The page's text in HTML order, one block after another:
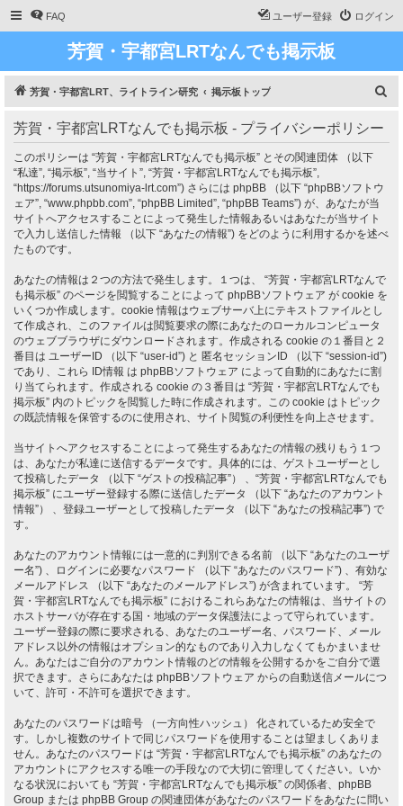
FAQ ログイン
ユーザー登録
芳賀・宇都宮LRTなんでも掲示板
芳賀・宇都宮LRT、ライトライン研究 掲示板トップ
芳賀・宇都宮LRTなんでも掲示板 - プライバシーポリシー
このポリシーは “芳賀・宇都宮LRTなんでも掲示板” とその関連団体 （以下
“私達”, “掲示板”, “当サイト”, “芳賀・宇都宮LRTなんでも掲示板”,
“https://forums.utsunomiya-lrt.com”) さらには phpBB （以下 “phpBBソフトウ
ェア”, “www.phpbb.com”, “phpBB Limited”, “phpBB Teams”) が、あなたが当
サイトへアクセスすることによって発生した情報あるいはあなたが当サイト
で入力し送信した情報 （以下 “あなたの情報”) をどのように利用するかを述べ
たものです。
あなたの情報は２つの方法で発生します。１つは、 “芳賀・宇都宮LRTなんで
も掲示板” のページを閲覧することによって phpBBソフトウェア が cookie を
いくつか作成します。cookie 情報はウェブサーバ上にテキストファイルとし
て作成され、このファイルは閲覧要求の際にあなたのローカルコンピュータ
のウェブブラウザにダウンロードされます。作成される cookie の１番目と２
番目は ユーザーID （以下 “user-id”) と 匿名セッションID （以下 “session-id”)
であり、これら ID情報 は phpBBソフトウェア によって自動的にあなたに割
り当てられます。作成される cookie の３番目は “芳賀・宇都宮LRTなんでも
掲示板” 内のトピックを閲覧した時に作成されます。この cookie はトピック
の既読情報を保管するのに使用され、サイト閲覧の利便性を向上させます。
当サイトへアクセスすることによって発生するあなたの情報の残りもう１つ
は、あなたが私達に送信するデータです。具体的には、ゲストユーザーとし
て投稿したデータ （以下 “ゲストの投稿記事”） 、“芳賀・宇都宮LRTなんでも
掲示板” にユーザー登録する際に送信したデータ （以下 “あなたのアカウント
情報”） 、登録ユーザーとして投稿したデータ （以下 “あなたの投稿記事”) で
す。
あなたのアカウント情報には一意的に判別できる名前 （以下 “あなたのユーザ
ー名”) 、ログインに必要なパスワード （以下 “あなたのパスワード”) 、有効な
メールアドレス （以下 “あなたのメールアドレス”) が含まれています。 “芳
賀・宇都宮LRTなんでも掲示板” におけるこれらあなたの情報は、当サイトの
ホストサーバが存在する国・地域のデータ保護法によって守られています。
ユーザー登録の際に要求される、あなたのユーザー名、パスワード、メール
アドレス以外の情報はオプション的なものであり入力しなくてもかまいませ
ん。あなたはご自分のアカウント情報のどの情報を公開するかをご自分で選
択できます。さらにあなたは phpBBソフトウェア からの自動送信メールにつ
いて、許可・不許可を選択できます。
あなたのパスワードは暗号 （一方向性ハッシュ） 化されているため安全で
す。しかし複数のサイトで同じパスワードを使用することは望ましくありま
せん。あなたのパスワードは “芳賀・宇都宮LRTなんでも掲示板” のあなたの
アカウントにアクセスする唯一の手段なので大切に管理してください。いか
なる状況においても “芳賀・宇都宮LRTなんでも掲示板” の関係者、phpBB
Group または phpBB Group の関連団体があなたのパスワードをあなたに問い